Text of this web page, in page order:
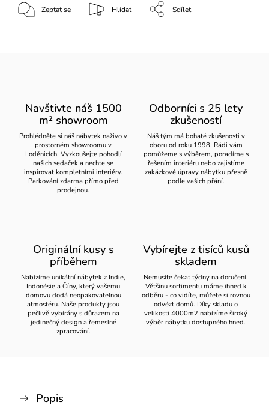
Zeptat se Hlídat Sdílet
Navštivte náš 1500
m² showroom
Prohlédněte si náš nábytek naživo v
prostorném showroomu v
Loděnicích. Vyzkoušejte pohodlí
našich sedaček a nechte se
inspirovat kompletními interiéry.
Parkování zdarma přímo před
prodejnou.
Odborníci s 25 lety
zkušeností
Náš tým má bohaté zkušenosti v
oboru od roku 1998. Rádi vám
pomůžeme s výběrem, poradíme s
řešením interiéru nebo zajistíme
zakázkové úpravy nábytku přesně
podle vašich přání.
Originální kusy s
příběhem
Nabízíme unikátní nábytek z Indie,
Indonésie a Číny, který vašemu
domovu dodá neopakovatelnou
atmosféru. Naše produkty jsou
pečlivě vybírány s důrazem na
jedinečný design a řemeslné
zpracování.
Vybírejte z tisíců kusů
skladem
Nemusíte čekat týdny na doručení.
Většinu sortimentu máme ihned k
odběru - co vidíte, můžete si rovnou
odvézt domů. Díky skladu o
velikosti 4000m2 nabízíme široký
výběr nábytku dostupného hned.
Popis